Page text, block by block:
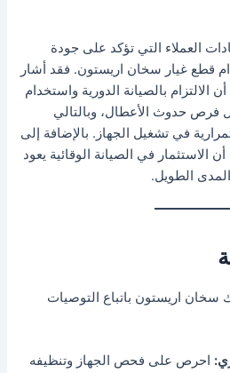
العملاء التي تؤكد على جودة
قطع غيار سخان اريستون. فقد أشار
الالتزام بالصيانة الدورية واستخدام
فرص حدوث الأعطال، وبالتالي
في تشغيل الجهاز. بالإضافة إلى
الاستثمار في الصيانة الوقائية يعود
المدى الطويل.
سخان اريستون باتباع التوصيات
احرص على فحص الجهاز وتنظيفه